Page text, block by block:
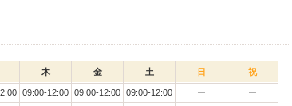
木 金 土 日 祝
09:00-12:00 09:00-12:00 09:00-12:00 ー
ー